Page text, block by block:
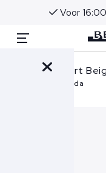
Voor
Cavallaro Short
Zeradino Bermuda